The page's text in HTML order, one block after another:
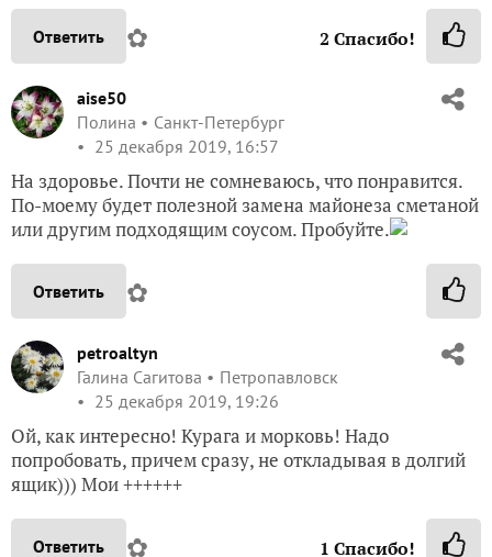
Ответить ✿ 2 Спасибо!
aise50
Полина
Санкт-Петербург
25 декабря 2019, 16:57
На здоровье. Почти не сомневаюсь, что понравится.
По-моему будет полезной замена майонеза сметаной
или другим подходящим соусом. Пробуйте.
Ответить ✿
petroaltyn
Галина Сагитова
Петропавловск
25 декабря 2019, 19:26
Ой, как интересно! Курага и морковь! Надо
попробовать, причем сразу, не откладывая в долгий
ящик))) Мои ++++++
Ответить ✿ 1 Спасибо!